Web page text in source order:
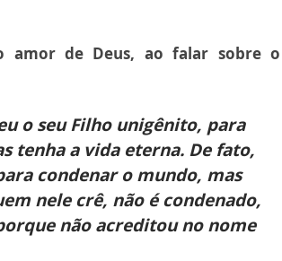
amor de Deus, ao falar sobre o
o seu Filho unigênito, para
tenha a vida eterna. De fato,
condenar o mundo, mas
nele crê, não é condenado,
não acreditou no nome